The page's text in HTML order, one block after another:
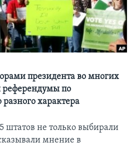
президента во многих
по
характера
штатов не только выбирали
мнение в